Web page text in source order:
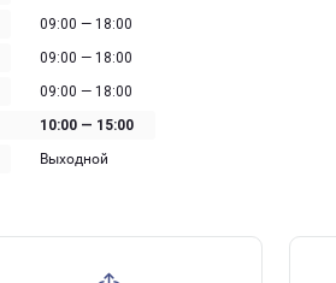
09:00 — 18:00
09:00 — 18:00
09:00 — 18:00
10:00 — 15:00
Выходной